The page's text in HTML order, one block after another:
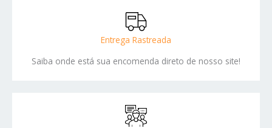
Entrega Rastreada
Saiba onde está sua encomenda direto de nosso site!